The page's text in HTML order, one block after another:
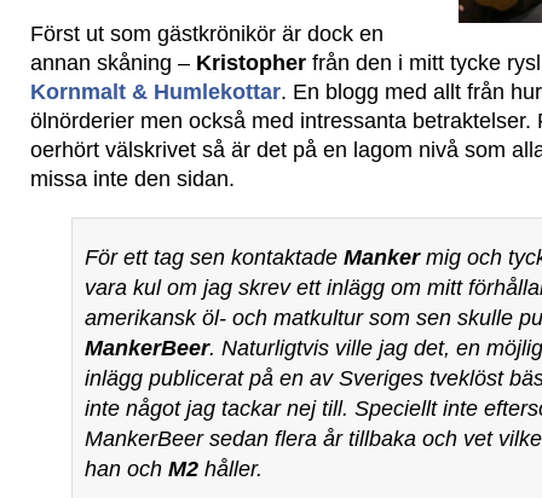
Först ut som gästkrönikör är dock en
annan skåning – Kristopher från den i mitt tycke
Kornmalt & Humlekottar. En blogg med allt från
ölnörderier men också med intressanta betraktelser.
oerhört välskrivet så är det på en lagom nivå som
missa inte den sidan.
För ett tag sen kontaktade Mankermig och
vara kul om jag skrev ett inlägg om mitt
amerikansk öl- och matkultur som sen skulle
MankerBeer. Naturligtvis ville jag det, en
inlägg publicerat på en av Sveriges tveklöst
inte något jag tackar nej till. Speciellt inte
MankerBeer sedan flera år tillbaka och vet
han och M2håller.